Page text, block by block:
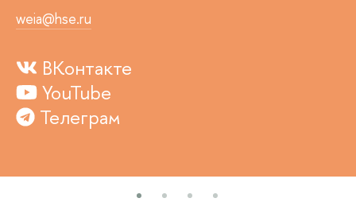
weia@hse.ru
ВКонтакте
YouTube
Телеграм